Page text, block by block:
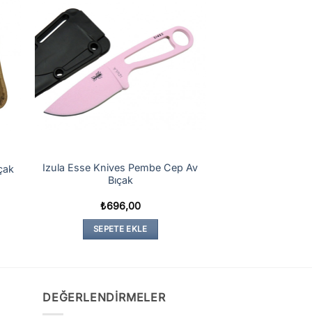
Izula Esse Knives Pembe Cep Av
Bıçak
₺696,00
SEPETE EKLE
DEĞERLENDIRMELER